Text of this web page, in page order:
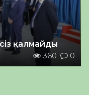
қалмайды
360 0